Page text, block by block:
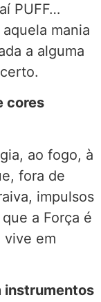
PUFF…
mania
a alguma
cores
ao fogo, à
fora de
impulsos
a Força é
vive em
instrumentos